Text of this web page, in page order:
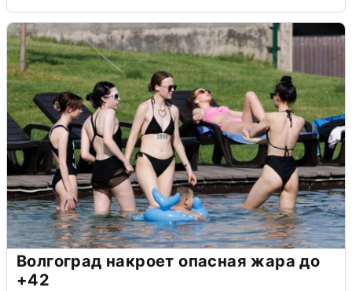
Волгоград накроет опасная жара до
+42